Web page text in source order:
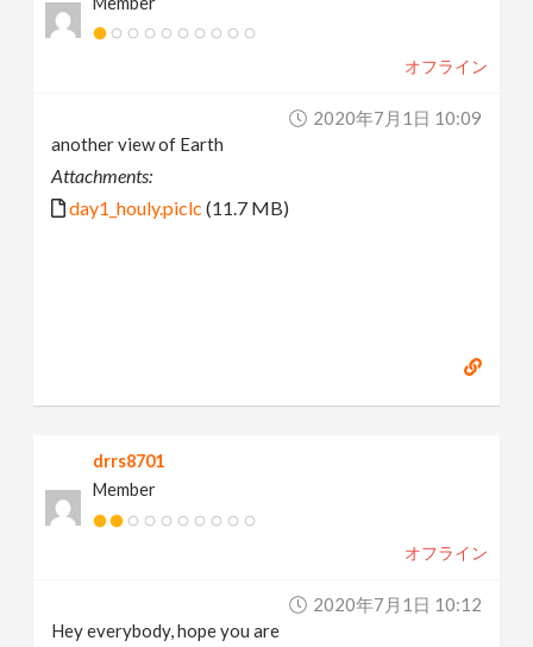
オフライン
2020年7月1日 10:09
another view of Earth
Attachments:
day1_houly.piclc (11.7 MB)
drrs8701
Member
オフライン
2020年7月1日 10:12
Hey everybody, hope you are